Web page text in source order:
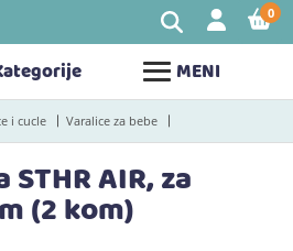
MENI
0
i cucle Varalice za bebe
AIR, za
(2 kom)